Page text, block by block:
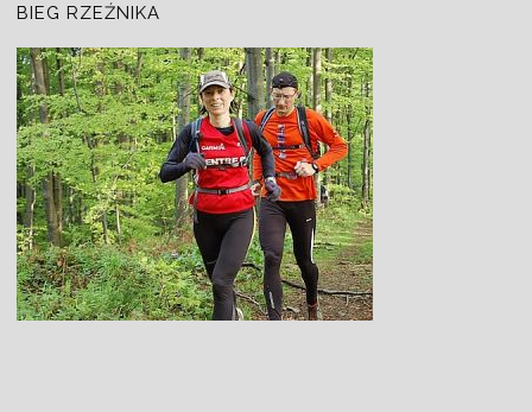
BIEG RZEŹNIKA